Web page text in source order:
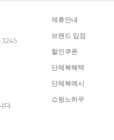
다.
제휴안내
브랜드 입점
할인쿠폰
단체복혜택
단체복예시
쇼핑노하우